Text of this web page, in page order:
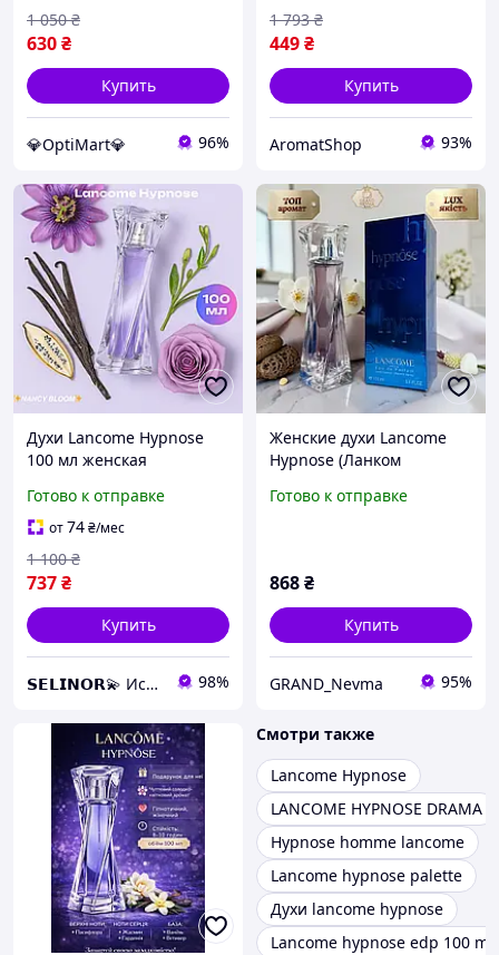
630₴
1 050 ₴
Купить
💎OptiMart💎 96%
449₴
1 793 ₴
Купить
AromatShop 93%
Духи Lancome Hypnose
100 мл женская
нотами пассифлоры
Парфумы Ланком Гипноз
100мл
Готово к отправке
от74₴/мес
737₴
1 100 ₴
Купить
𝗦𝗘𝗟𝗜𝗡𝗢𝗥💫 Искусство аромата 98%
Женские духи Lancome
Hypnose (Ланком
Стойкий шлейфовый
Готово к отправке
868₴
Купить
GRAND_Nevma 95%
Смотри также
Lancome Hypnose
LANCOME HYPNOSE DRAMA
Hypnose homme lancome
Lancome hypnose palette
Духи lancome hypnose
Lancome hypnose edp 100 ml